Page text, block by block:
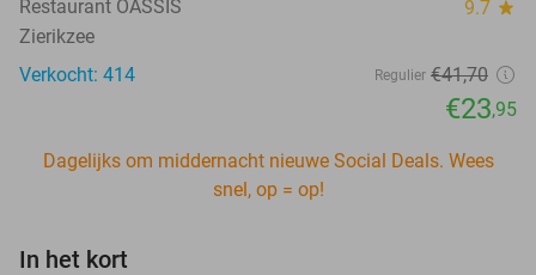
Restaurant OASSIS 9.7 star
Zierikzee
Verkocht: 414
Regulier €41,70
€23,95
Dagelijks om middernacht nieuwe Social Deals. Wees
snel, op = op!
In het kort